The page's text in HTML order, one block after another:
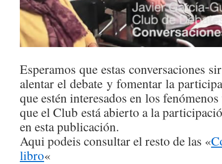
Esperamos que estas conversaciones
alentar el debate y fomentar la
que estén interesados en los
que el Club está abierto a la
en esta publicación.
Aqui podeis consultar el resto de las «
libro«